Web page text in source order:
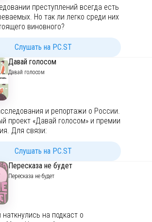
преступлений всегда есть
Но так ли легко среди них
виновного?
усилия, чтобы вскрыть кейс,
и закрыть дело.
https://t.me/vskryt_keys
—https://vk.com/vskryt_keys
Слушать на PC.ST
Давай голосом
Давай голосом
и репортажи о России.
проект «Давай голосом» и премии
Для связи:
на нас в YouTube:
@davay_golosom
Слушать на PC.ST
Пересказа не будет
Пересказа не будет
на подкаст о